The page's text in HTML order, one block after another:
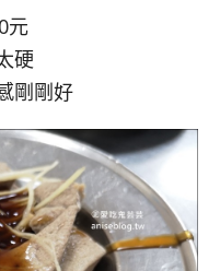
元
硬
剛剛好